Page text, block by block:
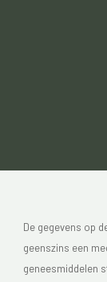
De gegevens op
geenszins een
geneesmiddelen